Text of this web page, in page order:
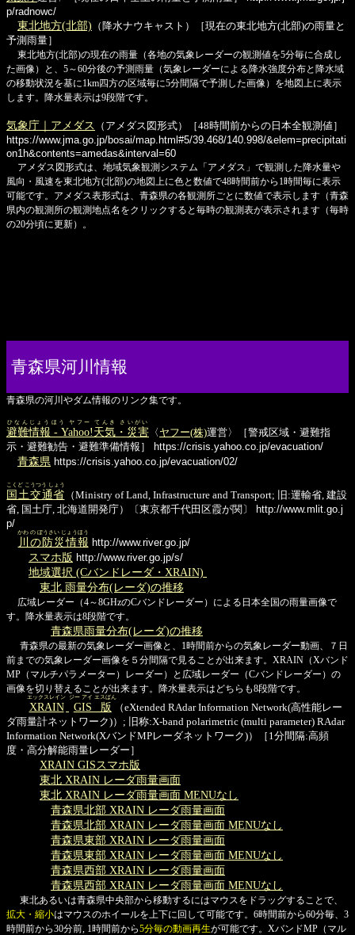
p/radnowc/
東北地方(北部) （降水ナウキャスト）［現在の東北地方(北部)の雨量と
予測雨量］
東北地方(北部)の現在の雨量（各地の気象レーダーの観測値を5分毎に合成し
た画像）と、5～60分後の予測雨量（気象レーダーによる降水強度分布と降水域
の移動状況を基に1km四方の区域毎に5分間隔で予測した画像）を地図上に表示
します。降水量表示は9段階です。
気象庁｜アメダス
（アメダス図形式）［48時間前からの日本全観測値］
https://www.jma.go.jp/bosai/map.html#5/39.468/140.998/&elem=precipitati
on1h&contents=amedas&interval=60
アメダス図形式は、地域気象観測システム「アメダス」で観測した降水量や
風向・風速を東北地方(北部)の地図上に色と数値で48時間前から1時間毎に表示
可能です。アメダス表形式は、青森県の各観測所ごとに数値で表示します（青森
県内の観測所の観測地点名をクリックすると毎時の観測表が表示されます（毎時
の20分頃に更新）。
青森県河川情報
青森県の河川やダム情報のリンク集です。
避難情報 - Yahoo!天気・災害
ひなんじょうほう ヤフー てんき さいがい
〈 ヤフー(株)運営〉［警戒区域・避難指
示・避難勧告・避難準備情報］
https://crisis.yahoo.co.jp/evacuation/
青森県 https://crisis.yahoo.co.jp/evacuation/02/
国土交通省
こくど こうつう しょう
（Ministry of Land, Infrastructure and Transport; 旧:運輸省, 建設
省, 国土庁, 北海道開発庁）〔東京都千代田区霞が関〕
http://www.mlit.go.j
p/
川の防災情報
かわ の ぼうさい じょうほう
http://www.river.go.jp/
スマホ版 http://www.river.go.jp/s/
地域選択 (Cバンドレーダ・XRAIN)
東北 雨量分布(レーダ)の推移
広域レーダー（4～8GHzのCバンドレーダー）による日本全国の雨量画像で
す。降水量表示は8段階です。
青森県雨量分布(レーダ)の推移
青森県の最新の気象レーダー画像と、1時間前からの気象レーダー動画、７日
前までの気象レーダー画像を５分間隔で見ることが出来ます。XRAIN（Xバンド
MP（マルチパラメーター）レーダー）と広域レーダー（Cバンドレーダー）の
画像を切り替えることが出来ます。降水量表示はどちらも8段階です。
XRAIN
エックスレイン
GIS版
ジー アイ エスばん
（eXtended RAdar Information Network(高性能レー
ダ雨量計ネットワーク)）; 旧称:X-band polarimetric (multi parameter) RAdar
Information Network(XバンドMPレーダネットワーク)）［1分間隔:高頻
度・高分解能雨量レーダー］
XRAIN GISスマホ版
東北 XRAIN レーダ雨量画面
東北 XRAIN レーダ雨量画面 MENUなし
青森県北部 XRAIN レーダ雨量画面
青森県北部 XRAIN レーダ雨量画面 MENUなし
青森県東部 XRAIN レーダ雨量画面
青森県東部 XRAIN レーダ雨量画面 MENUなし
青森県西部 XRAIN レーダ雨量画面
青森県西部 XRAIN レーダ雨量画面 MENUなし
東北あるいは青森県中央部から移動するにはマウスをドラッグすることで、
拡大・縮小はマウスのホイールを上下に回して可能です。6時間前から60分毎、3
時間前から30分前, 1時間前から5分毎の動画再生が可能です。XバンドMP（マル